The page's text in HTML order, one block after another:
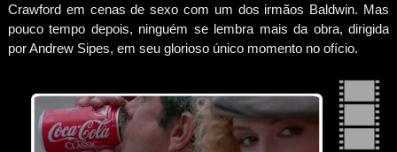
Crawford em cenas de sexo com um dos irmãos Baldwin. Mas
pouco tempo depois, ninguém se lembra mais da obra, dirigida
por Andrew Sipes, em seu glorioso único momento no ofício.